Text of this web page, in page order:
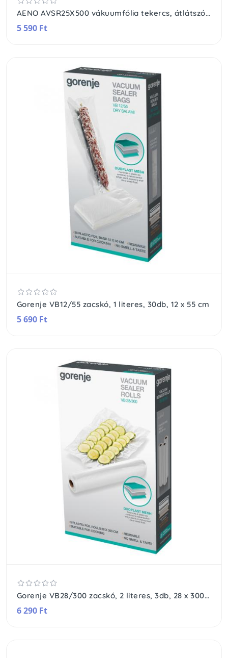
AENO AVSR25X500 vákuumfólia tekercs, átlátszó, 7 rétegű, 250x5000 mm, 3 tekercs
5 590 Ft
Gorenje VB12/55 zacskó, 1 literes, 30db, 12 x 55 cm
5 690 Ft
Gorenje VB28/300 zacskó, 2 literes, 3db, 28 x 300 cm
6 290 Ft